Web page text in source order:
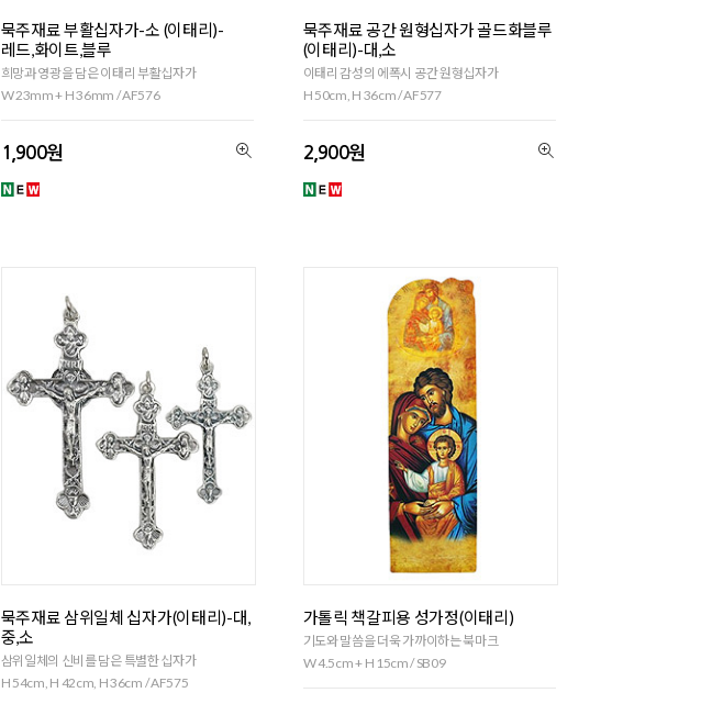
묵주재료 부활십자가-소 (이태리)-
레드,화이트,블루
희망과 영광을 담은 이태리 부활십자가
W 23mm + H 36mm / AF576
1,900원
묵주재료 공간 원형십자가 골드화블루
(이태리)-대,소
이태리 감성의 에폭시 공간 원형십자가
H 50cm, H 36cm / AF577
2,900원
묵주재료 삼위일체 십자가(이태리)-대,
중,소
삼위일체의 신비를 담은 특별한 십자가
H 54cm, H 42cm, H 36cm / AF575
가톨릭 책갈피용 성가정(이태리)
기도와 말씀을 더욱 가까이하는 북마크
W 4.5cm + H 15cm / SB09